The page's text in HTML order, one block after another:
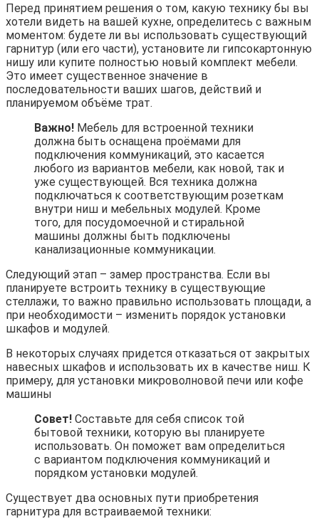
Перед принятием решения о том, какую технику бы вы
хотели видеть на вашей кухне, определитесь с важным
моментом: будете ли вы использовать существующий
гарнитур (или его части), установите ли гипсокартонную
нишу или купите полностью новый комплект мебели.
Это имеет существенное значение в
последовательности ваших шагов, действий и
планируемом объёме трат.
Важно! Мебель для встроенной техники
должна быть оснащена проёмами для
подключения коммуникаций, это касается
любого из вариантов мебели, как новой, так и
уже существующей. Вся техника должна
подключаться к соответствующим розеткам
внутри ниш и мебельных модулей. Кроме
того, для посудомоечной и стиральной
машины должны быть подключены
канализационные коммуникации.
Следующий этап – замер пространства. Если вы
планируете встроить технику в существующие
стеллажи, то важно правильно использовать площади, а
при необходимости – изменить порядок установки
шкафов и модулей.
В некоторых случаях придется отказаться от закрытых
навесных шкафов и использовать их в качестве ниш. К
примеру, для установки микроволновой печи или кофе
машины
Совет! Составьте для себя список той
бытовой техники, которую вы планируете
использовать. Он поможет вам определиться
с вариантом подключения коммуникаций и
порядком установки модулей.
Существует два основных пути приобретения
гарнитура для встраиваемой техники: